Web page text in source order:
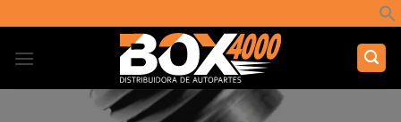
al
contenido